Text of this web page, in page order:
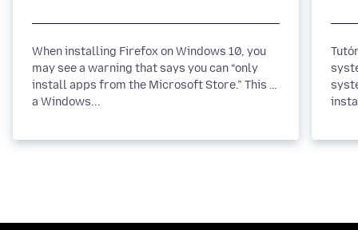
When installing Firefox on Windows 10, you
may see a warning that says you can “only
install apps from the Microsoft Store.” This is
a Windows...